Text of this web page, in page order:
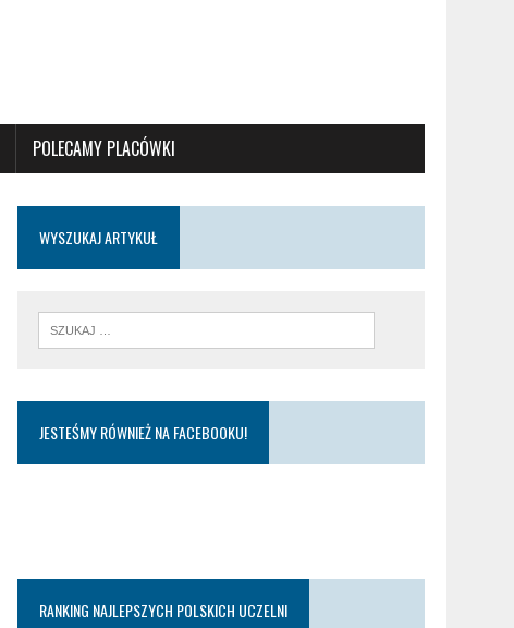
POLECAMY PLACÓWKI
WYSZUKAJ ARTYKUŁ
JESTEŚMY RÓWNIEŻ NA FACEBOOKU!
RANKING NAJLEPSZYCH POLSKICH UCZELNI